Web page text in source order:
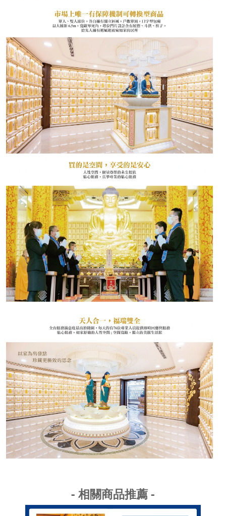
- 相關商品推薦 -